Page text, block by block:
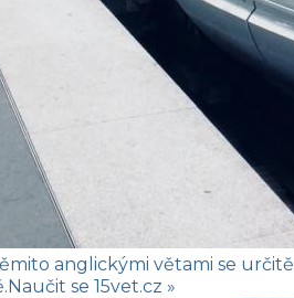
anglickými větami se určitě
Naučit se 15vet.cz »